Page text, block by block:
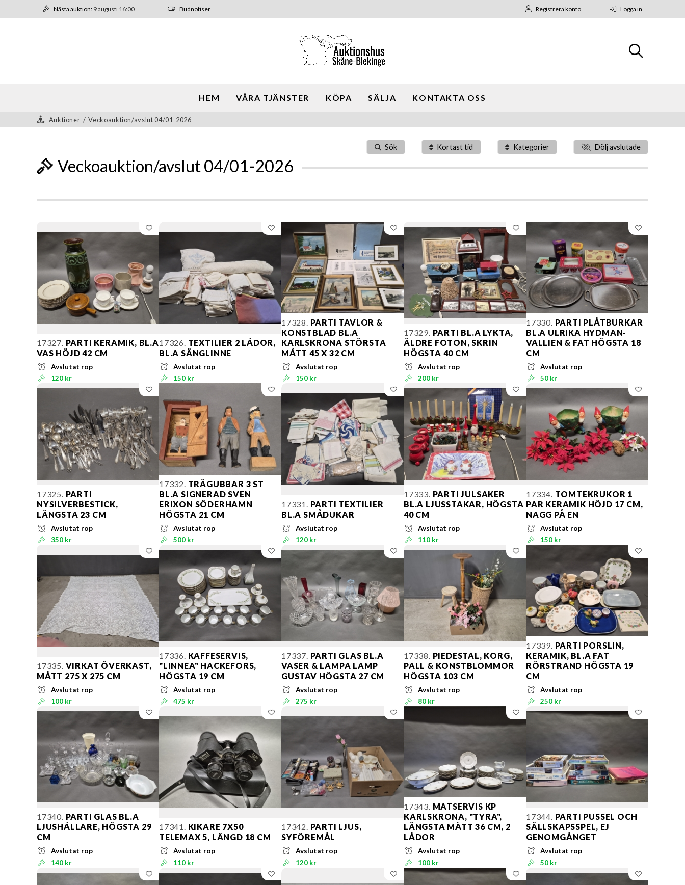
Nästa auktion: 9 augusti 16:00 Budnotiser Registrera konto Logga in
HEM VÅRA TJÄNSTER KÖPA SÄLJA KONTAKTA OSS
Auktioner / Veckoauktion/avslut 04/01-2026
Sök Kortast tid Kategorier Dölj avslutade
Veckoauktion/avslut 04/01-2026
17327. PARTI KERAMIK, BL.A
VAS HÖJD 42 CM
Avslutat rop
120 kr
17326. TEXTILIER 2 LÅDOR,
BL.A SÄNGLINNE
Avslutat rop
150 kr
17328. PARTI TAVLOR &
KONSTBLAD BL.A
KARLSKRONA STÖRSTA
MÅTT 45 X 32 CM
Avslutat rop
150 kr
17329. PARTI BL.A LYKTA,
ÄLDRE FOTON, SKRIN
HÖGSTA 40 CM
Avslutat rop
200 kr
17330. PARTI PLÅTBURKAR
BL.A ULRIKA HYDMAN-
VALLIEN & FAT HÖGSTA 18
CM
Avslutat rop
50 kr
17325. PARTI
NYSILVERBESTICK,
LÄNGSTA 23 CM
Avslutat rop
350 kr
17332. TRÄGUBBAR 3 ST
BL.A SIGNERAD SVEN
ERIXON SÖDERHAMN
HÖGSTA 21 CM
Avslutat rop
500 kr
17331.
PARTI TEXTILIER
BL.A SMÅDUKAR
Avslutat rop
120 kr
17333. PARTI JULSAKER
BL.A LJUSSTAKAR, HÖGSTA
40 CM
Avslutat rop
110 kr
17334. TOMTEKRUKOR 1
PAR KERAMIK HÖJD 17 CM,
NAGG PÅ EN
Avslutat rop
150 kr
17335. VIRKAT ÖVERKAST,
MÅTT 275 X 275 CM
Avslutat rop
100 kr
17336. KAFFESERVIS,
"LINNEA" HACKEFORS,
HÖGSTA 19 CM
Avslutat rop
475 kr
17337. PARTI GLAS BL.A
VASER & LAMPA LAMP
GUSTAV HÖGSTA 27 CM
Avslutat rop
275 kr
17338. PIEDESTAL, KORG,
PALL & KONSTBLOMMOR
HÖGSTA 103 CM
Avslutat rop
80 kr
17339. PARTI PORSLIN,
KERAMIK, BL.A FAT
RÖRSTRAND HÖGSTA 19
CM
Avslutat rop
250 kr
17340. PARTI GLAS BL.A
LJUSHÅLLARE, HÖGSTA 29
CM
Avslutat rop
140 kr
17341. KIKARE 7X50
TELEMAX 5, LÄNGD 18 CM
Avslutat rop
110 kr
17342. PARTI LJUS,
SYFÖREMÅL
Avslutat rop
120 kr
17343. MATSERVIS KP
KARLSKRONA, "TYRA",
LÄNGSTA MÅTT 36 CM, 2
LÅDOR
Avslutat rop
100 kr
17344. PARTI PUSSEL OCH
SÄLLSKAPSSPEL, EJ
GENOMGÅNGET
Avslutat rop
50 kr